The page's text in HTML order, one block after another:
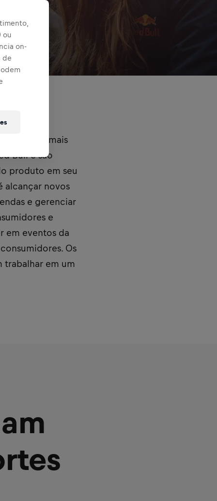
de marca mais
Bull e são
produto em seu
alcançar novos
e gerenciar
e
em eventos da
Os
trabalhar em um
ou
on-
de